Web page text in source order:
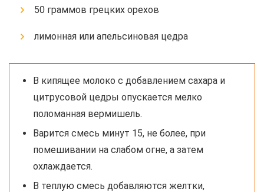
50 граммов грецких орехов
лимонная или апельсиновая цедра
В кипящее молоко с добавлением сахара и
цитрусовой цедры опускается мелко
поломанная вермишель.
Варится смесь минут 15, не более, при
помешивании на слабом огне, а затем
охлаждается.
В теплую смесь добавляются желтки,